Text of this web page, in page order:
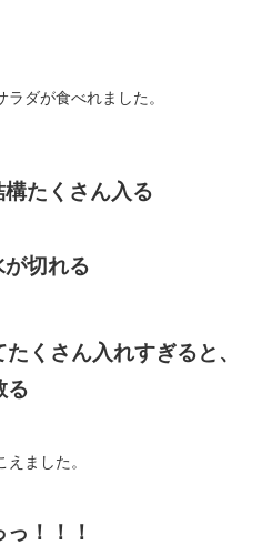
ダが食べれました。
たくさん入る
切れる
くさん入れすぎると、
る
ました。
！！！